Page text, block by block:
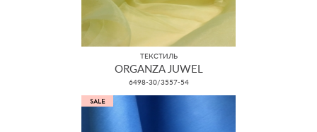
ТЕКСТИЛЬ
ORGANZA JUWEL
6498-30/3557-54